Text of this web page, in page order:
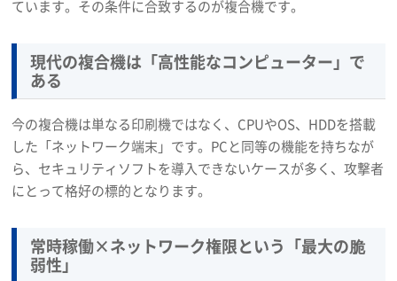
ています。その条件に合致するのが複合機です。
現代の複合機は「高性能なコンピューター」で
ある
今の複合機は単なる印刷機ではなく、CPUやOS、HDDを搭載
した「ネットワーク端末」です。PCと同等の機能を持ちなが
ら、セキュリティソフトを導入できないケースが多く、攻撃者
にとって格好の標的となります。
常時稼働×ネットワーク権限という「最大の脆
弱性」